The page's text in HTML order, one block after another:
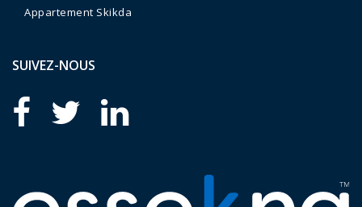
Appartement Skikda
SUIVEZ-NOUS